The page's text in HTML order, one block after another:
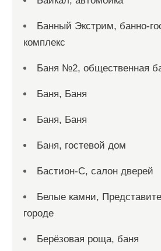
Банный Экстрим, банно-
комплекс
Баня №2, общественная
Баня, Баня
Баня, Баня
Баня, гостевой дом
Бастион-С, салон дверей
Белые камни,
городе
Берёзовая роща, баня